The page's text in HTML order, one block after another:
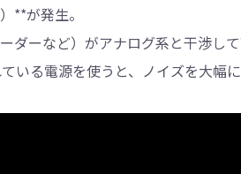
**が発生。
ダーなど）がアナログ系と干渉し
いる電源を使うと、ノイズを大幅に